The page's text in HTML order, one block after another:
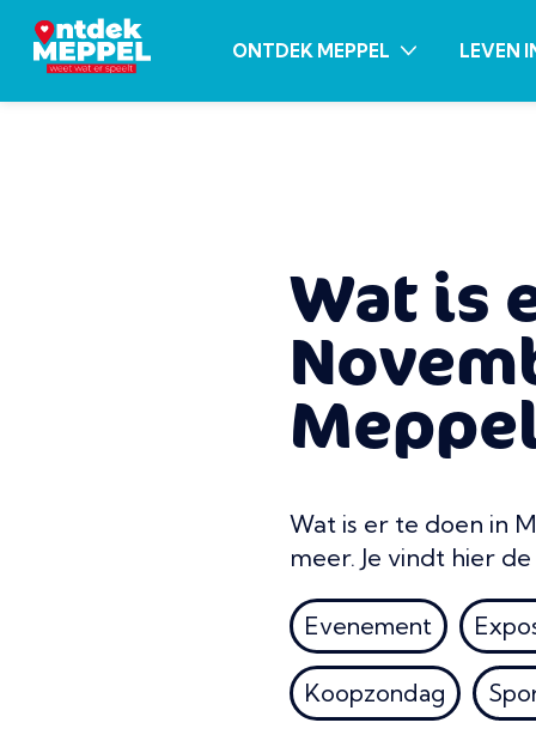
ONTDEK MEPPEL LEVEN
Wat is
Wat is er te doen in
meer. Je vindt hier
Evenement
Koopzondag